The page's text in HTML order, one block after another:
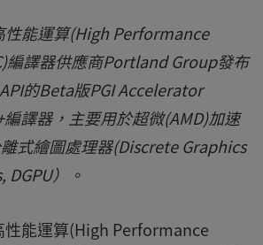
性能運算(High Performance
編譯器供應商Portland Group發布
的Beta版PGI Accelerator
譯器，主要用於超微(AMD)加速
式繪圖處理器(Discrete Graphics
）。
性能運算(High Performance